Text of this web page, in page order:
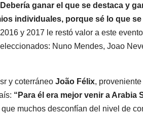
ganar el que se destaca y
individuales, porque sé lo que
y 2017 le restó valor a este
Nuno Mendes, Joao
y coterráneo João Félix,
“Para él era mejor venir a Arabia
muchos desconfían del nivel de